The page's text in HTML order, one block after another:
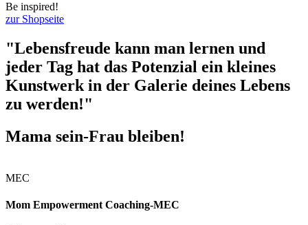
Be inspired!
zur Shopseite
"Lebensfreude kann man lernen und
jeder Tag hat das Potenzial ein kleines
Kunstwerk in der Galerie deines Lebens
zu werden!"
Mama sein-Frau bleiben!
MEC
Mom Empowerment Coaching-MEC